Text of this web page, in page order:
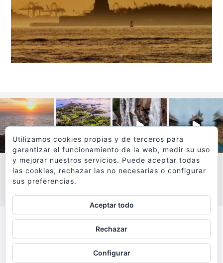
VER MÁS
Todos los textos y fotografías de
www.viajesyfotografia.comson propiedad de su autor
y están protegidos por © Copyright
Utilizamos cookies propias y de terceros para
garantizar el funcionamiento de la web, medir su uso
y mejorar nuestros servicios. Puede aceptar todas
las cookies, rechazar las no necesarias o configurar
sus preferencias.
Aceptar todo
Rechazar
Configurar